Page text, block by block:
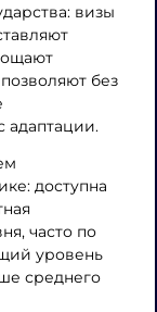
визы
без
адаптации.
доступна
часто по
уровень
среднего